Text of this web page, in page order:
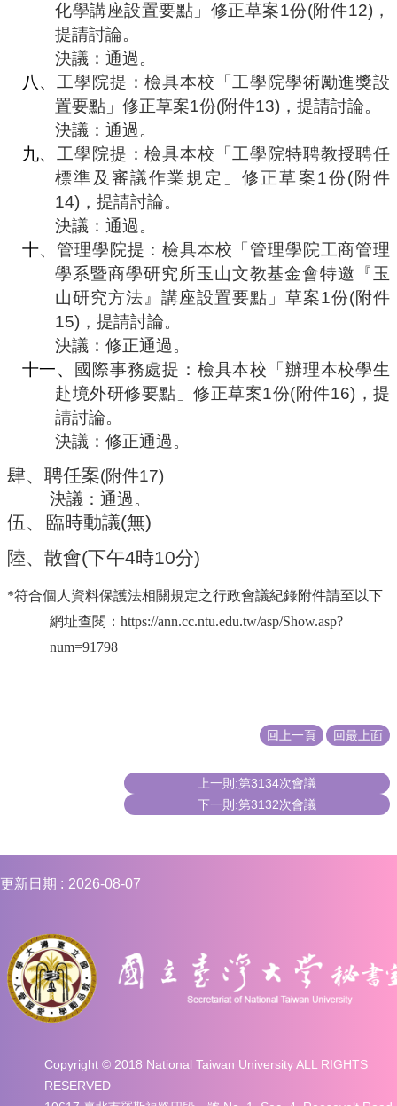
化學講座設置要點」修正草案1份(附件12) ，
提請討論。
決議：通過。
八、 工學院提：檢具本校「工學院學術勵進獎設
置要點」修正草案1份(附件13) ，提請討論。
決議：通過。
九、 工學院提：檢具本校「工學院特聘教授聘任
標準及審議作業規定」修正草案1份(附件
14) ，提請討論。
決議：通過。
十、管理學院提：檢具本校「管理學院工商管理
學系暨商學研究所玉山文教基金會特邀『玉
山研究方法』講座設置要點」草案1份(附件
15) ，提請討論。
決議：修正通過。
十一、
國際事務處提：檢具本校「辦理本校學生
赴境外研修要點」修正草案1份(附件16) ，提
請討論。
決議：修正通過。
肆、 聘任案(附件17)
決議：通過。
伍、 臨時動議(無)
陸、 散會(下午4時10分)
*符合個人資料保護法相關規定之行政會議紀錄附件請至以下
網址查閱：https://ann.cc.ntu.edu.tw/asp/Show.asp?
num=91798
回上一頁 回最上面
上一則:第3134次會議
下一則:第3132次會議
更新日期 2026-08-07
Copyright © 2018 National Taiwan University ALL RIGHTS
RESERVED